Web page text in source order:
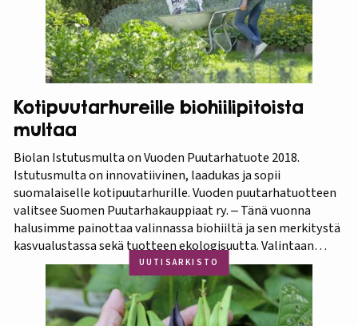
Kotipuutarhureille biohiilipitoista
multaa
Biolan Istutusmulta on Vuoden Puutarhatuote 2018.
Istutusmulta on innovatiivinen, laadukas ja sopii
suomalaiselle kotipuutarhurille. Vuoden puutarhatuotteen
valitsee Suomen Puutarhakauppiaat ry. ‒ Tänä vuonna
halusimme painottaa valinnassa biohiiltä ja sen merkitystä
kasvualustassa sekä tuotteen ekologisuutta. Valintaan
vaikuttivat myös luonnonmukaisuus ja kotimaisuus.
Finaaliin päätyneet tuotteet olivat kaikki biohiilipohjaisia.
Kilpailu oli tasainen, mutta Biolan Istutusmulta antaa
ehdottomasti helpoimmin…
UUTISARKISTO